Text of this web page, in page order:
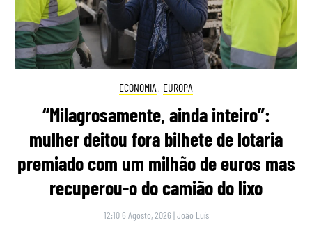
ECONOMIA , EUROPA
“Milagrosamente, ainda inteiro”:
mulher deitou fora bilhete de lotaria
premiado com um milhão de euros mas
recuperou-o do camião do lixo
12:10 6 Agosto, 2026 |João Luís